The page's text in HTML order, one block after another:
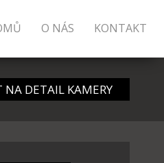
O NÁS KONTAKT
NA DETAIL KAMERY